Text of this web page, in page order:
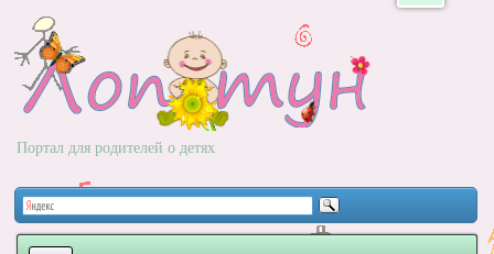
Портал для родителей о детях